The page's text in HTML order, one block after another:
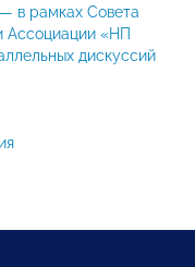
в рамках Совета
«НП
дискуссий